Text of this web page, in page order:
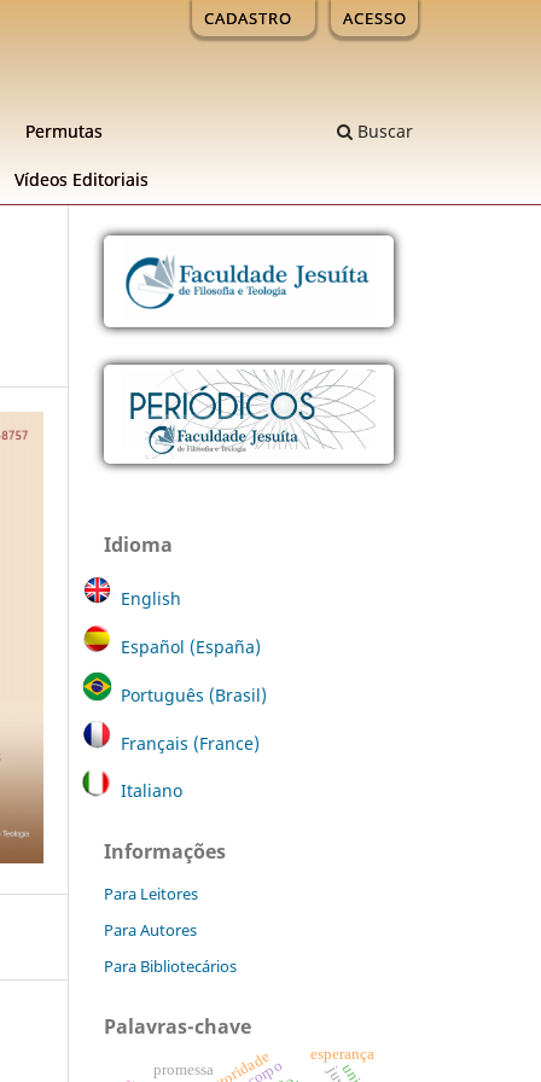
Permutas
Ví­deos Editoriais
Buscar
CADASTRO ACESSO
Idioma
English
Español (España)
Português (Brasil)
Français (France)
Italiano
Informações
Para Leitores
Para Autores
Para Bibliotecários
Palavras-chave
corpo
esperança
promessa